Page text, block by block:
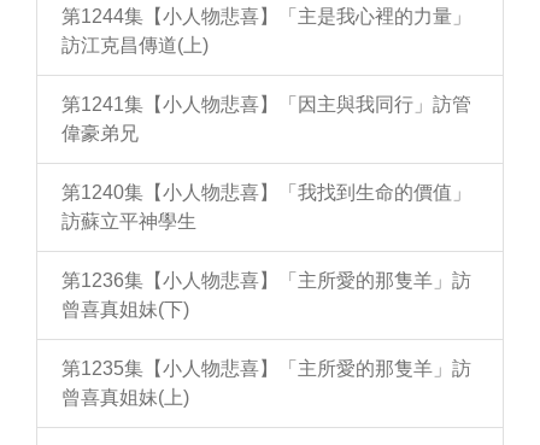
第1244集【小人物悲喜】「主是我心裡的力量」
訪江克昌傳道(上)
第1241集【小人物悲喜】「因主與我同行」訪管
偉豪弟兄
第1240集【小人物悲喜】「我找到生命的價值」
訪蘇立平神學生
第1236集【小人物悲喜】「主所愛的那隻羊」訪
曾喜真姐妹(下)
第1235集【小人物悲喜】「主所愛的那隻羊」訪
曾喜真姐妹(上)